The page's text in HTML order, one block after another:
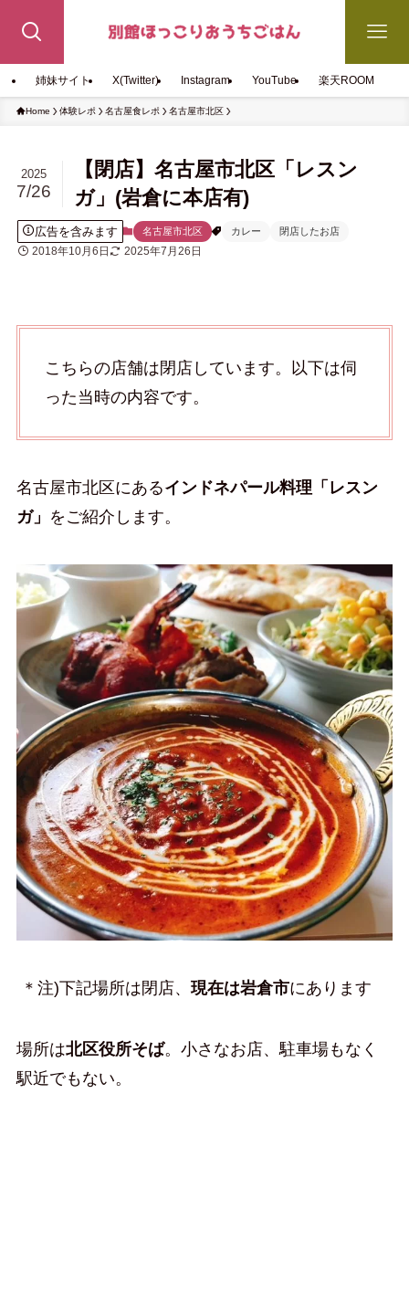
姉妹サイト X(Twitter) Instagram YouTube 楽天ROOM
Home 体験レポ 名古屋食レポ 名古屋市北区
【閉店】名古屋市北区「レスン
ガ」(岩倉に本店有)
2025
7/26
広告を含みます 名古屋市北区 カレー 閉店したお店
2018年10月6日 2025年7月26日
こちらの店舗は閉店しています。以下は伺
った当時の内容です。
名古屋市北区にあるインドネパール料理「レスン
ガ」 をご紹介します。
＊注)下記場所は閉店、 現在は岩倉市にあります
場所は北区役所そば。小さなお店、駐車場もなく
駅近でもない。